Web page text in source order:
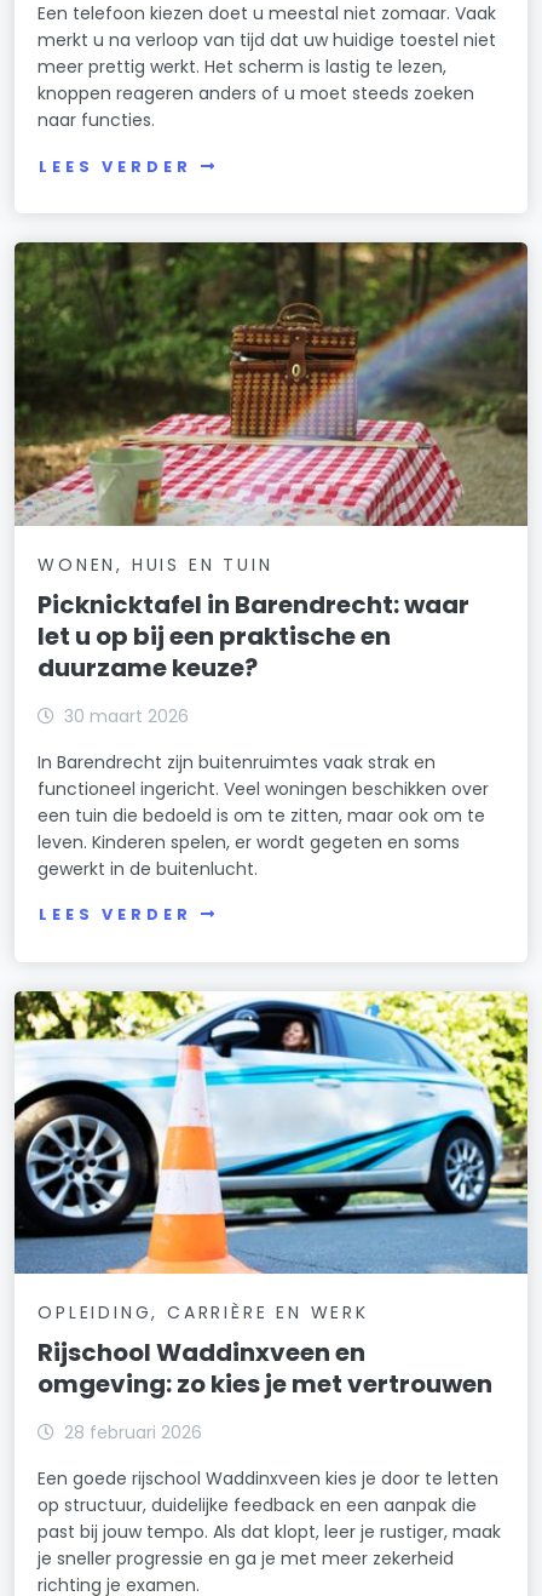
Een telefoon kiezen doet u meestal niet zomaar. Vaak
merkt u na verloop van tijd dat uw huidige toestel niet
meer prettig werkt. Het scherm is lastig te lezen,
knoppen reageren anders of u moet steeds zoeken
naar functies.
LEES VERDER
WONEN, HUIS EN TUIN
Picknicktafel in Barendrecht: waar
let u op bij een praktische en
duurzame keuze?
30 maart 2026
In Barendrecht zijn buitenruimtes vaak strak en
functioneel ingericht. Veel woningen beschikken over
een tuin die bedoeld is om te zitten, maar ook om te
leven. Kinderen spelen, er wordt gegeten en soms
gewerkt in de buitenlucht.
LEES VERDER
OPLEIDING, CARRIÈRE EN WERK
Rijschool Waddinxveen en
omgeving: zo kies je met vertrouwen
28 februari 2026
Een goede rijschool Waddinxveen kies je door te letten
op structuur, duidelijke feedback en een aanpak die
past bij jouw tempo. Als dat klopt, leer je rustiger, maak
je sneller progressie en ga je met meer zekerheid
richting je examen.